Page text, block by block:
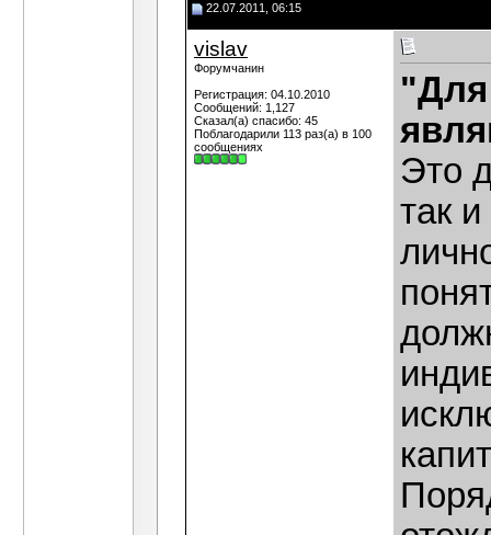
22.07.2011, 06:15
vislav
Форумчанин
Регистрация: 04.10.2010
Сообщений: 1,127
Сказал(а) спасибо: 45
Поблагодарили 113 раз(а) в 100
сообщениях
"Для
Это
так